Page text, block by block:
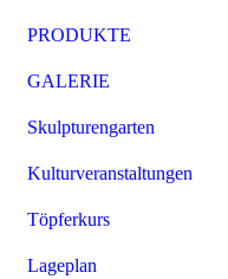
PRODUKTE
GALERIE
Skulpturengarten
Kulturveranstaltungen
Töpferkurs
Lageplan